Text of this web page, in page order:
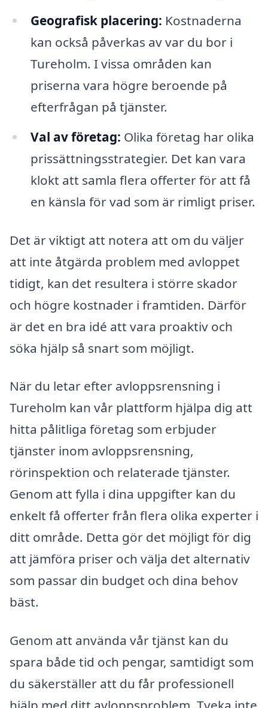
Geografisk placering: Kostnaderna
kan också påverkas av var du bor i
Tureholm. I vissa områden kan
priserna vara högre beroende på
efterfrågan på tjänster.
Val av företag: Olika företag har olika
prissättningsstrategier. Det kan vara
klokt att samla flera offerter för att få
en känsla för vad som är rimligt priser.
Det är viktigt att notera att om du väljer
att inte åtgärda problem med avloppet
tidigt, kan det resultera i större skador
och högre kostnader i framtiden. Därför
är det en bra idé att vara proaktiv och
söka hjälp så snart som möjligt.
När du letar efter avloppsrensning i
Tureholm kan vår plattform hjälpa dig att
hitta pålitliga företag som erbjuder
tjänster inom avloppsrensning,
rörinspektion och relaterade tjänster.
Genom att fylla i dina uppgifter kan du
enkelt få offerter från flera olika experter i
ditt område. Detta gör det möjligt för dig
att jämföra priser och välja det alternativ
som passar din budget och dina behov
bäst.
Genom att använda vår tjänst kan du
spara både tid och pengar, samtidigt som
du säkerställer att du får professionell